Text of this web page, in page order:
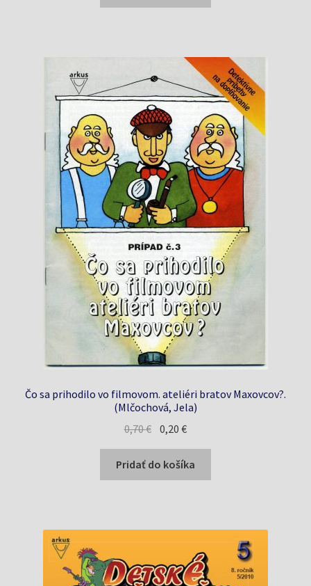
0,73 €. 0,40 €.
Čo sa prihodilo vo filmovom. ateliéri bratov Maxovcov?.
(Mlčochová, Jela)
0,70€ Pôvodná
bola:
0,70 €.
0,20€Aktuálna
je:
0,20 €.
Pridať do košíka